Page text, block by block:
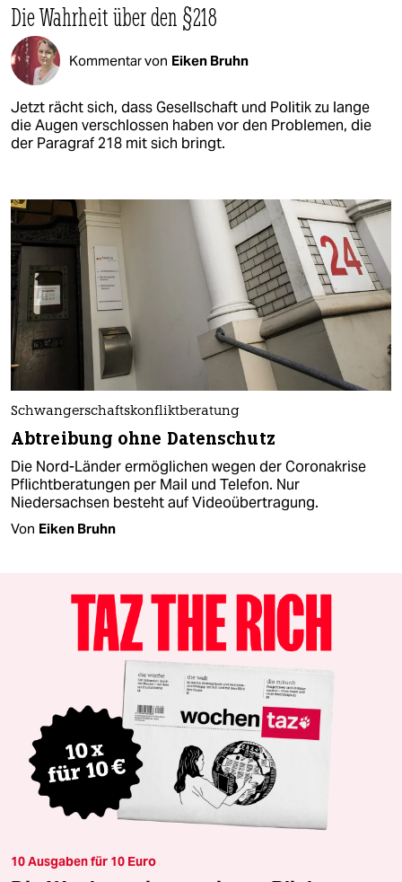
Die Wahrheit über den §218
Kommentar von Eiken Bruhn
Jetzt rächt sich, dass Gesellschaft und Politik zu lange
die Augen verschlossen haben vor den Problemen, die
der Paragraf 218 mit sich bringt.
Schwangerschaftskonfliktberatung
Abtreibung ohne Datenschutz
Die Nord-Länder ermöglichen wegen der Coronakrise
Pflichtberatungen per Mail und Telefon. Nur
Niedersachsen besteht auf Videoübertragung.
Von Eiken Bruhn
10 Ausgaben für 10 Euro